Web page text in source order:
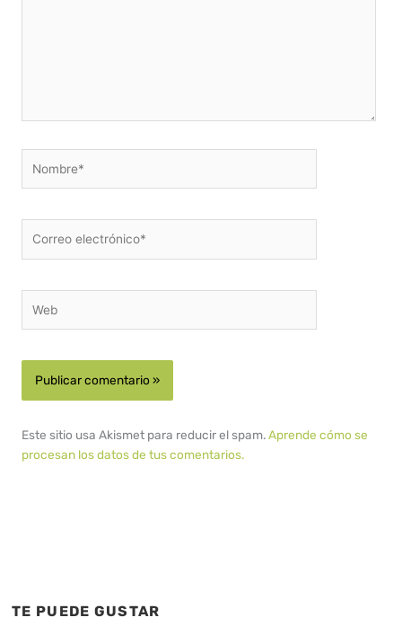
electrónico*
Este sitio usa Akismet para reducir el spam.Aprende cómo se
procesan los datos de tus comentarios.
TE PUEDE GUSTAR